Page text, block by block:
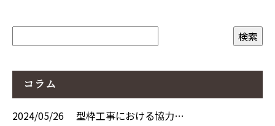
コラム
2024/05/26 型枠工事における協力…